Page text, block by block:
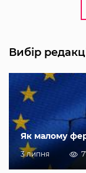
Вибір
Як малому
3 липня